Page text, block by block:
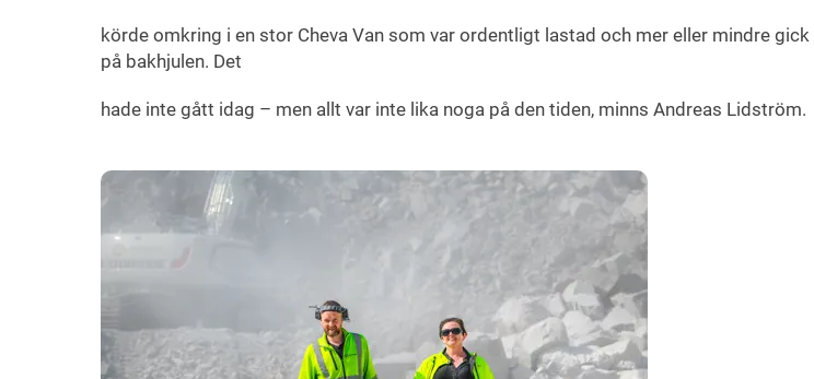
körde omkring i en stor Cheva Van som var ordentligt lastad och mer eller mindre gick
på bakhjulen. Det
hade inte gått idag – men allt var inte lika noga på den tiden, minns Andreas Lidström.